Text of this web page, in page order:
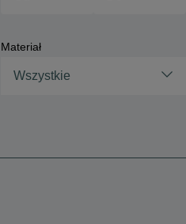
Materiał
Wszystkie